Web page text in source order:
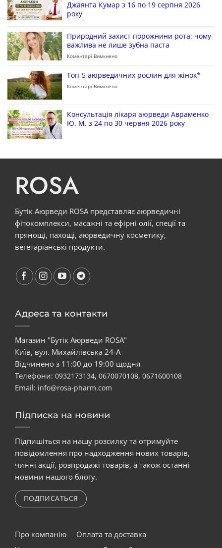
Джаянта Кумар з 16 по 19 серпня 2026
року
Природний захист порожнини рота: чому
важлива не лише зубна паста
Коментарі Вимкнено
Топ-5 аюрведичних рослин для жінок*
Коментарі Вимкнено
Консультація лікаря аюрведи Авраменко
Ю. М. з 24 по 30 червня 2026 року
ROSA
Бутік Аюрведи ROSA представляє аюрведичні
фітокомплекси, масажні та ефірні олії, спеції та
прянощі, пахощі, аюрведичну косметику,
вегетаріанські продукти.
Адреса та контакти
Магазин "Бутік Аюрведи ROSA"
Київ, вул. Михайлівська 24-А
Відчинено з 11:00 до 19:00 щодня
Телефони: 0932173134, 0670070108, 0671600108
Email: info@rosa-pharm.com
Підписка на новини
Підпишіться на нашу розсилку та отримуйте
повідомлення про надходження нових товарів,
чинні акції, розпродажі товарів, а також останні
новини нашого блогу.
ПОДПИСАТЬСЯ
Про компанію
Оплата та доставка